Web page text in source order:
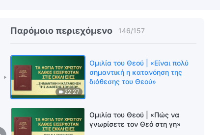
Παρόμοιο περιεχόμενο 146/157
άνθρωπο στην κόλαση»
22:27
Ομιλία του Θεού | «Είναι πολύ
σημαντική η κατανόηση της
διάθεσης του Θεού»
Ομιλία του Θεού | «Πώς να
γνωρίσετε τον Θεό στη γη»